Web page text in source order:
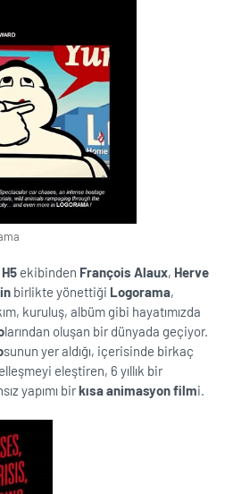
H5 ekibinden François Alaux, Herve
birlikte yönettiği Logorama,
kuruluş, albüm gibi hayatımızda
larından oluşan bir dünyada geçiyor.
sunun yer aldığı, içerisinde birkaç
eleştiren, 6 yıllık bir
yapımı birkısa animasyonfilmi.